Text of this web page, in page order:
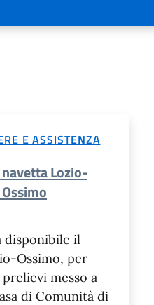
E ASSISTENZA
Lozio-
disponibile il
Ossimo, per
messo a
di Comunità di